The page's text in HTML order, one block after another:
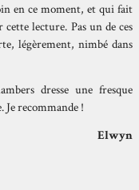
en ce moment, et qui fait
lecture. Pas un de ces
légèrement, nimbé dans
dresse une fresque
recommande !
Elwyn